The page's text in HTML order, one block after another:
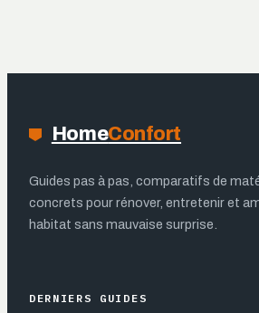
HomeConfort
Guides pas à pas, comparatifs de
concrets pour rénover, entretenir et
habitat sans mauvaise surprise.
DERNIERS GUIDES